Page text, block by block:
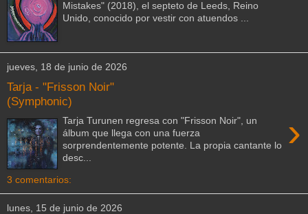
Mistakes" (2018), el septeto de Leeds, Reino
Unido, conocido por vestir con atuendos ...
jueves, 18 de junio de 2026
Tarja - "Frisson Noir"
(Symphonic)
›
Tarja Turunen regresa con "Frisson Noir", un
álbum que llega con una fuerza
sorprendentemente potente. La propia cantante lo
desc...
3 comentarios:
lunes, 15 de junio de 2026